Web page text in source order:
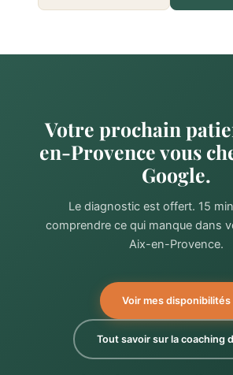
Votre prochain
en-Provence vous
Google.
Le diagnostic est offert. 15
comprendre ce qui manque dans
Aix-en-Provence.
Voir mes disponibilités
Tout savoir sur la coaching